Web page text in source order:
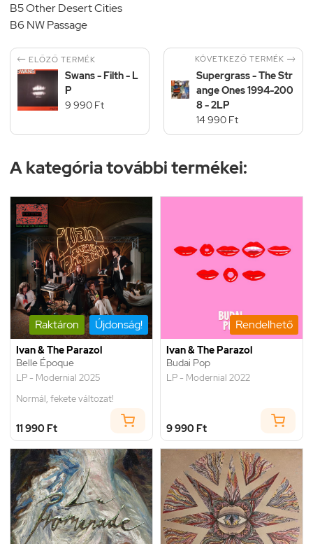
B5 Other Desert Cities
B6 NW Passage
 ELŐZŐ TERMÉK
Swans - Filth - L
P
9 990 Ft
KÖVETKEZŐ TERMÉK 
Supergrass - The Str
ange Ones 1994-200
8 - 2LP
14 990 Ft
A kategória további termékei:
Raktáron Újdonság!
Ivan & The Parazol
Belle Époque
LP - Modernial 2025
Normál, fekete változat!
11 990 Ft
Rendelhető
Ivan & The Parazol
Budai Pop
LP - Modernial 2022
9 990 Ft